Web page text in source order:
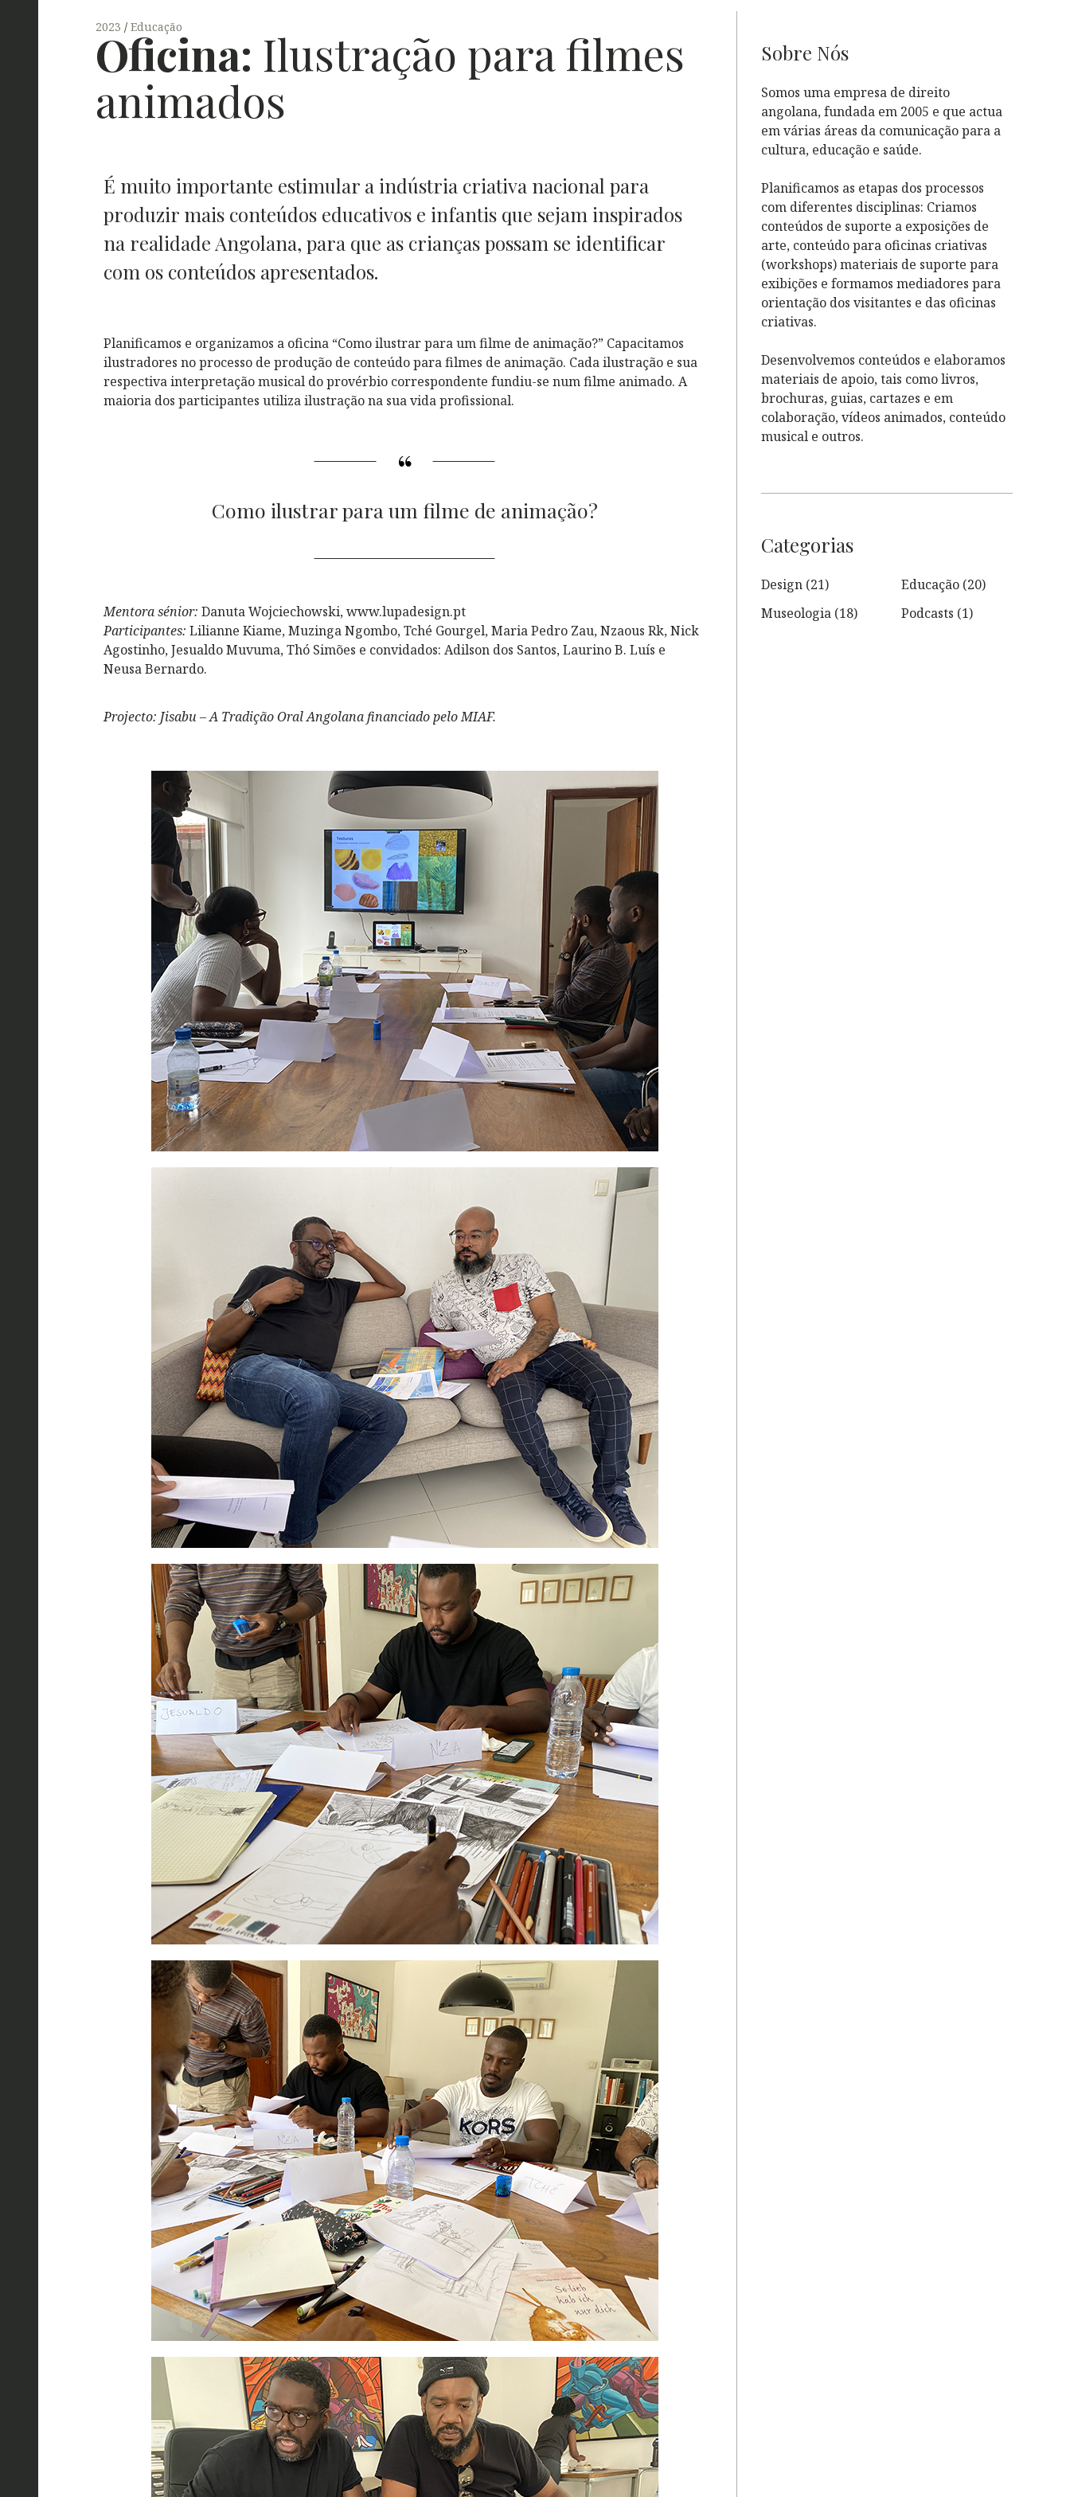
2023 Educação
Oficina: Ilustração para filmes
animados
É muito importante estimular a indústria criativa nacional para
produzir mais conteúdos educativos e infantis que sejam inspirados
na realidade Angolana, para que as crianças possam se identificar
com os conteúdos apresentados.
Planificamos e organizamos a oficina “Como ilustrar para um filme de animação?” Capacitamos
ilustradores no processo de produção de conteúdo para filmes de animação. Cada ilustração e sua
respectiva interpretação musical do provérbio correspondente fundiu-se num filme animado. A
maioria dos participantes utiliza ilustração na sua vida profissional.
Como ilustrar para um filme de animação?
Mentora sénior: Danuta Wojciechowski, www.lupadesign.pt
Participantes: Lilianne Kiame, Muzinga Ngombo, Tché Gourgel, Maria Pedro Zau, Nzaous Rk, Nick
Agostinho, Jesualdo Muvuma, Thó Simões e convidados: Adilson dos Santos, Laurino B. Luís e
Neusa Bernardo.
Projecto: Jisabu – A Tradição Oral Angolana financiado pelo MIAF.
Sobre Nós
Somos uma empresa de direito
angolana, fundada em 2005 e que actua
em várias áreas da comunicação para a
cultura, educação e saúde.
Planificamos as etapas dos processos
com diferentes disciplinas: Criamos
conteúdos de suporte a exposições de
arte, conteúdo para oficinas criativas
(workshops) materiais de suporte para
exibições e formamos mediadores para
orientação dos visitantes e das oficinas
criativas.
Desenvolvemos conteúdos e elaboramos
materiais de apoio, tais como livros,
brochuras, guias, cartazes e em
colaboração, vídeos animados, conteúdo
musical e outros.
Categorias
Design (21) Educação (20)
Museologia (18) Podcasts (1)